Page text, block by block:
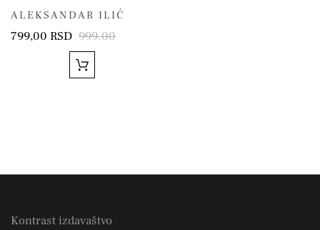
ALEKSANDAR ILIĆ
799,00 RSD 999.00
Kontrast izdavaštvo